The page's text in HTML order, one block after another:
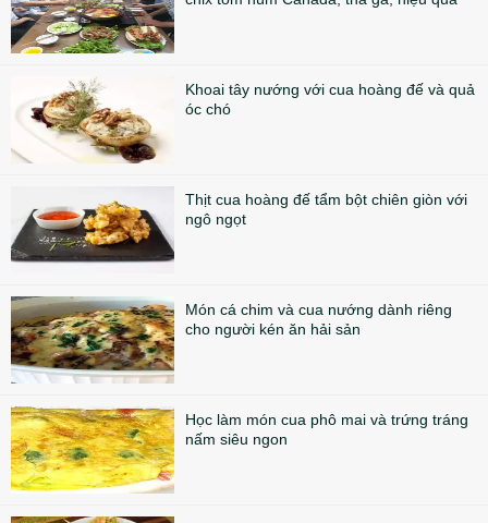
Khoai tây nướng với cua hoàng đế và quả
óc chó
Thịt cua hoàng đế tẩm bột chiên giòn với
ngô ngọt
Món cá chim và cua nướng dành riêng
cho người kén ăn hải sản
Học làm món cua phô mai và trứng tráng
nấm siêu ngon